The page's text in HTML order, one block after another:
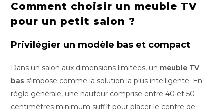
Comment choisir un meuble TV
pour un petit salon ?
Privilégier un modèle bas et compact
Dans un salon aux dimensions limitées, un meuble TV
bas s’impose comme la solution la plus intelligente. En
règle générale, une hauteur comprise entre 40 et 50
centimètres minimum suffit pour placer le centre de